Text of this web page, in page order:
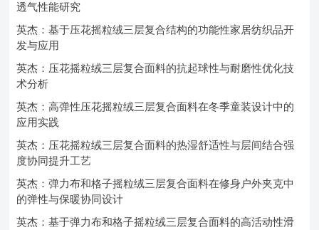
透气性能研究
英杰：基于压花摇粒绒三层复合结构的功能性家居纺织品开
发与应用
英杰：压花摇粒绒三层复合面料的抗起球性与耐磨性优化技
术分析
英杰：高弹性压花摇粒绒三层复合面料在冬季童装设计中的
应用实践
英杰：压花摇粒绒三层复合面料的热湿舒适性与层间结合强
度协同提升工艺
英杰：弹力布和格子摇粒绒三层复合面料在修身户外夹克中
的弹性与保暖协同设计
英杰：基于弹力布和格子摇粒绒三层复合面料的高活动性滑